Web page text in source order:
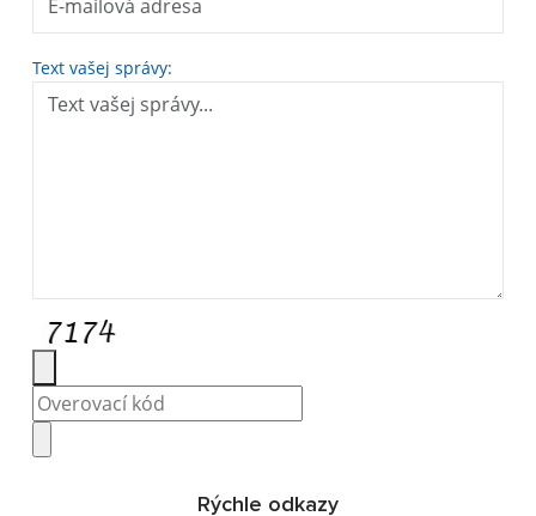
Text vašej správy:
Rýchle odkazy